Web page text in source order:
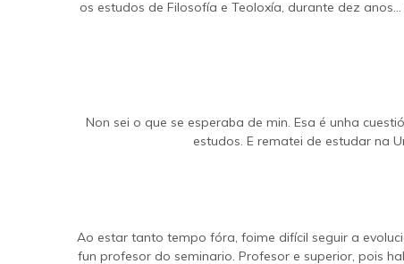
os estudos de Filosofía e Teoloxía, durante dez
Non sei o que se esperaba de min. Esa é unha
estudos. E rematei de estudar na
Ao estar tanto tempo fóra, foime difícil seguir a
fun profesor do seminario. Profesor e superior, pois